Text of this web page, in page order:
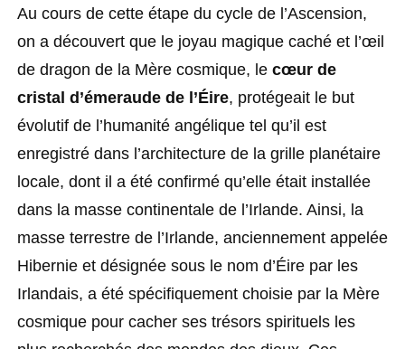
Au cours de cette étape du cycle de l’Ascension,
on a découvert que le joyau magique caché et l’œil
de dragon de la Mère cosmique, le cœur de
cristal d’émeraude de l’Éire, protégeait le but
évolutif de l’humanité angélique tel qu’il est
enregistré dans l’architecture de la grille planétaire
locale, dont il a été confirmé qu’elle était installée
dans la masse continentale de l’Irlande. Ainsi, la
masse terrestre de l’Irlande, anciennement appelée
Hibernie et désignée sous le nom d’Éire par les
Irlandais, a été spécifiquement choisie par la Mère
cosmique pour cacher ses trésors spirituels les